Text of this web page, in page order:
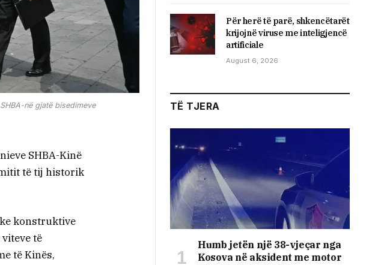
në gjatë bisedimeve
SHBA-Kinë
të tij historik
konstruktive
të
të Kinës,
Për herë të parë, shkencëtarët
krijojnë viruse me inteligjencë
artificiale
August 6, 2026
TË TJERA
Humb jetën një 38-vjeçar nga
Kosova në aksident me motor